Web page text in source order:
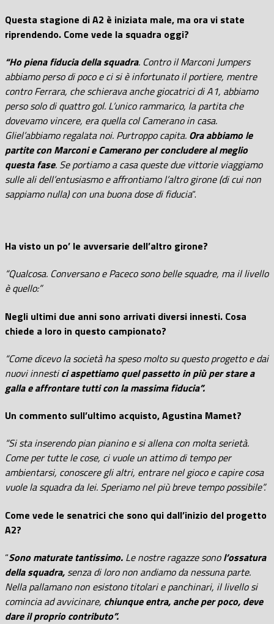
Questa stagione di A2 è iniziata male, ma ora vi state
riprendendo. Come vede la squadra oggi?
“Ho piena fiducia della squadra. Contro il Marconi Jumpers
abbiamo perso di poco e ci si è infortunato il portiere, mentre
contro Ferrara, che schierava anche giocatrici di A1, abbiamo
perso solo di quattro gol. L’unico rammarico, la partita che
dovevamo vincere, era quella col Camerano in casa.
Gliel’abbiamo regalata noi. Purtroppo capita. Ora abbiamo le
partite con Marconi e Camerano per concludere al meglio
questa fase. Se portiamo a casa queste due vittorie viaggiamo
sulle ali dell’entusiasmo e affrontiamo l’altro girone (di cui non
sappiamo nulla) con una buona dose di fiducia“.
Ha visto un po’ le avversarie dell’altro girone?
“Qualcosa. Conversano e Paceco sono belle squadre, ma il livello
è quello:”
Negli ultimi due anni sono arrivati diversi innesti. Cosa
chiede a loro in questo campionato?
“Come dicevo la società ha speso molto su questo progetto e dai
nuovi innestici aspettiamo quel passetto in più per stare a
galla e affrontare tutti con la massima fiducia”.
Un commento sull’ultimo acquisto, Agustina Mamet?
“Si sta inserendo pian pianino e si allena con molta serietà.
Come per tutte le cose, ci vuole un attimo di tempo per
ambientarsi, conoscere gli altri, entrare nel gioco e capire cosa
vuole la squadra da lei. Speriamo nel più breve tempo possibile”.
Come vede le senatrici che sono qui dall’inizio del progetto
A2?
“Sonomaturate tantissimo. Le nostre ragazze sonol’ossatura
della squadra, senza di loro non andiamo da nessuna parte.
Nella pallamano non esistono titolari e panchinari, il livello si
comincia ad avvicinare, chiunque entra, anche per poco, deve
dare il proprio contributo”.